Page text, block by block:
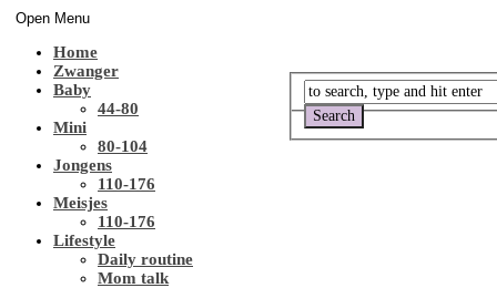
Open Menu
Home
Zwanger
Baby
44-80
Mini
80-104
Jongens
110-176
Meisjes
110-176
Lifestyle
Daily routine
Mom talk